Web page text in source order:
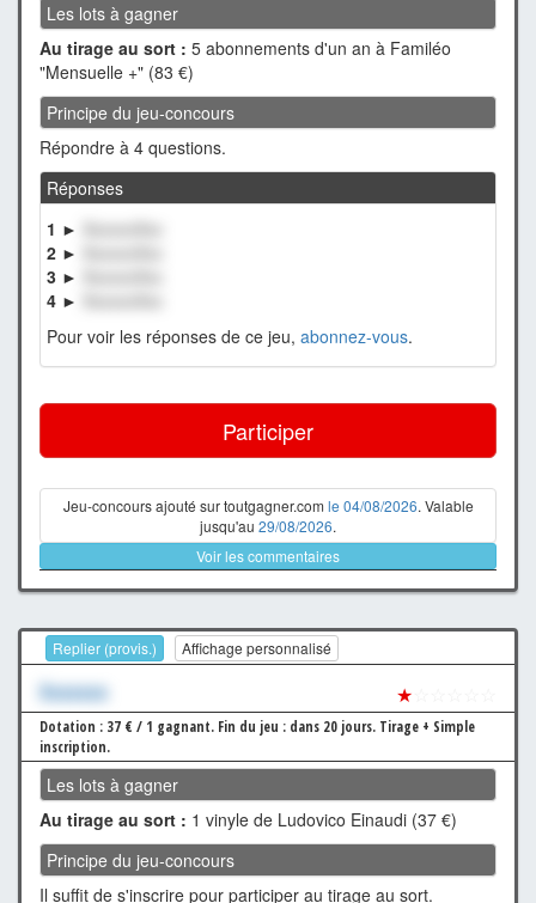
Les lots à gagner
Au tirage au sort : 5 abonnements d'un an à Familéo
"Mensuelle +" (83 €)
Principe du jeu-concours
Répondre à 4 questions.
Réponses
1 ►
2 ►
3 ►
4 ►
Pour voir les réponses de ce jeu, abonnez-vous.
Participer
Jeu-concours ajouté sur toutgagner.com le 04/08/2026. Valable
jusqu'au 29/08/2026.
Voir les commentaires
Replier (provis.) Affichage personnalisé
Xxxxxxx ★
Dotation : 37 € / 1 gagnant. Fin du jeu : dans 20 jours. Tirage + Simple
inscription.
Les lots à gagner
Au tirage au sort : 1 vinyle de Ludovico Einaudi (37 €)
Principe du jeu-concours
Il suffit de s'inscrire pour participer au tirage au sort.